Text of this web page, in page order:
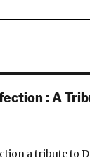
: A